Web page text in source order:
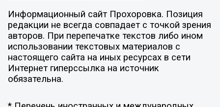
Информационный сайт Прохоровка. Позиция
редакции не всегда совпадает с точкой зрения
авторов. При перепечатке текстов либо ином
использовании текстовых материалов с
настоящего сайта на иных ресурсах в сети
Интернет гиперссылка на источник
обязательна.